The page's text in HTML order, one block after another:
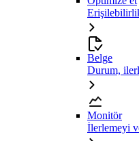
Belge
Durum,
Monitör
İlerlemeyi